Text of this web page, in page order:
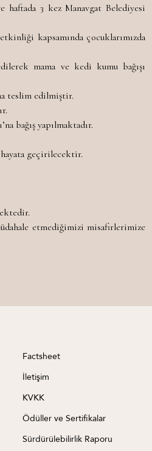
haftada 3 kez Manavgat Belediyesi
kapsamında çocuklarımızda
mama ve kedi kumu bağışı
teslim edilmiştir.
bağış yapılmaktadır.
hayata geçirilecektir.
etmediğimizi misafirlerimize
Factsheet
İletişim
KVKK
Ödüller ve Sertifikalar
Sürdürülebilirlik Raporu